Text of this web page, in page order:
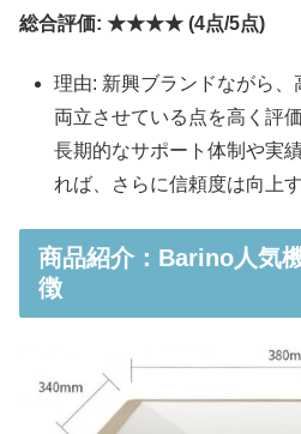
総合評価: ★★★★ (4点/5点)
理由: 新興ブランドながら
両立させている点を高く評
長期的なサポート体制や実
れば、さらに信頼度は向上
商品紹介：Barino人気
徴